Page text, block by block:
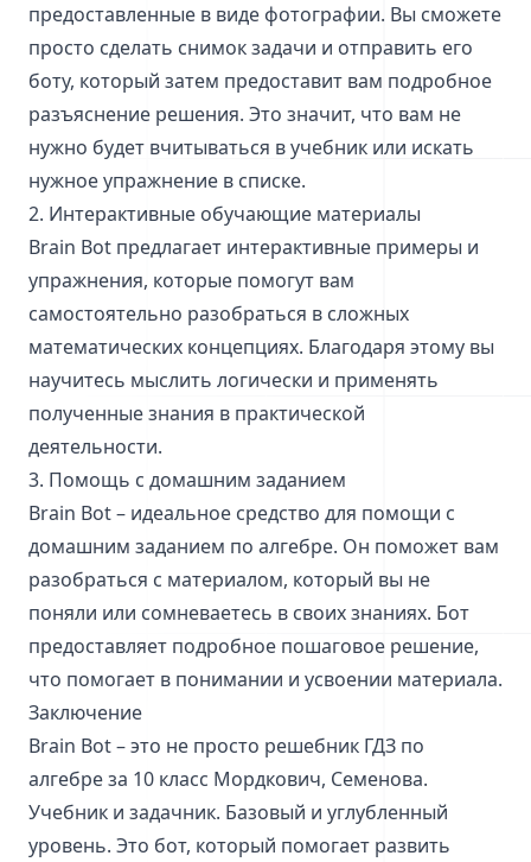
предоставленные в виде фотографии. Вы сможете
просто сделать снимок задачи и отправить его
боту, который затем предоставит вам подробное
разъяснение решения. Это значит, что вам не
нужно будет вчитываться в учебник или искать
нужное упражнение в списке.
2. Интерактивные обучающие материалы
Brain Bot предлагает интерактивные примеры и
упражнения, которые помогут вам
самостоятельно разобраться в сложных
математических концепциях. Благодаря этому вы
научитесь мыслить логически и применять
полученные знания в практической
деятельности.
3. Помощь с домашним заданием
Brain Bot – идеальное средство для помощи с
домашним заданием по алгебре. Он поможет вам
разобраться с материалом, который вы не
поняли или сомневаетесь в своих знаниях. Бот
предоставляет подробное пошаговое решение,
что помогает в понимании и усвоении материала.
Заключение
Brain Bot – это не просто решебник ГДЗ по
алгебре за 10 класс Мордкович, Семенова.
Учебник и задачник. Базовый и углубленный
уровень. Это бот, который помогает развить